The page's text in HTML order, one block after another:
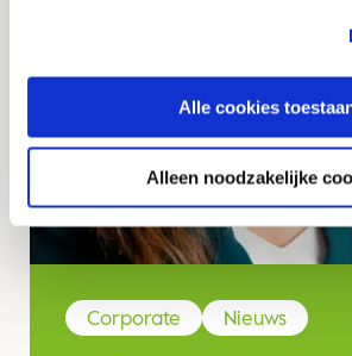
Alle cookies
Alleen noodzakelijke
Corporate Nieuws